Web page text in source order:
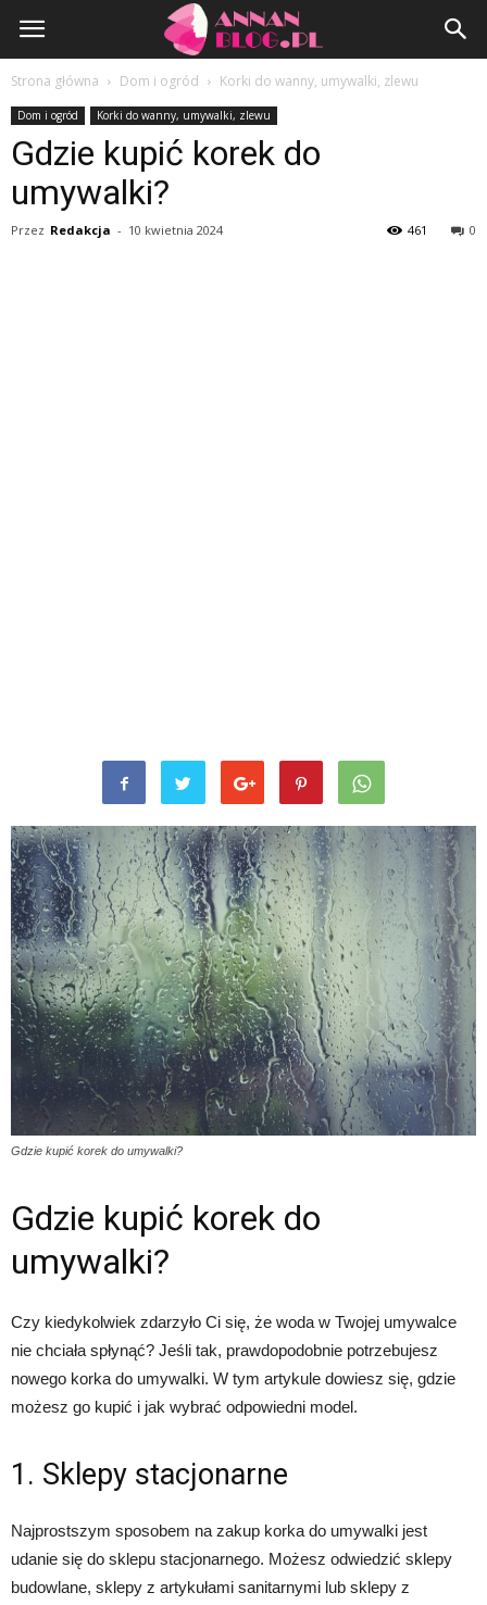
AnnanBlog.pl
Strona główna Dom i ogród Korki do wanny, umywalki, zlewu
Dom i ogród Korki do wanny, umywalki, zlewu
Gdzie kupić korek do
umywalki?
Przez Redakcja - 10 kwietnia 2024 0
461
Gdzie kupić korek do umywalki?
Gdzie kupić korek do
umywalki?
Czy kiedykolwiek zdarzyło Ci się, że woda w Twojej umywalce
nie chciała spłynąć? Jeśli tak, prawdopodobnie potrzebujesz
nowego korka do umywalki. W tym artykule dowiesz się, gdzie
możesz go kupić i jak wybrać odpowiedni model.
1. Sklepy stacjonarne
Najprostszym sposobem na zakup korka do umywalki jest
udanie się do sklepu stacjonarnego. Możesz odwiedzić sklepy
budowlane, sklepy z artykułami sanitarnymi lub sklepy z